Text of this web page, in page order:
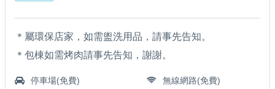
＊屬環保店家，如需盥洗用品，請事先告知。
＊包棟如需烤肉請事先告知，謝謝。
停車場(免費)
無線網路(免費)